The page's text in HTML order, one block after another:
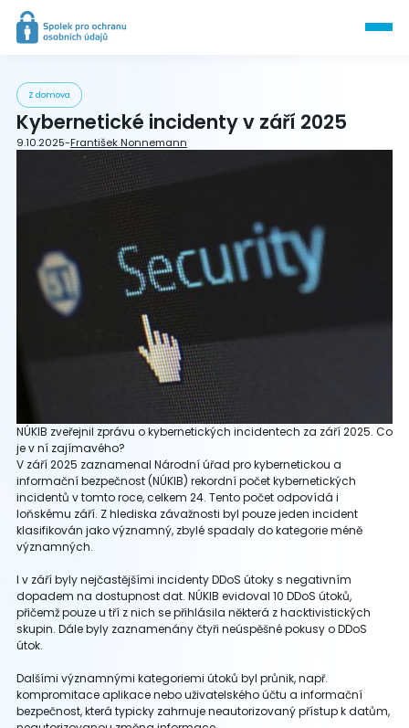
Z domova
Kybernetické incidenty v září 2025
9.10.2025-František Nonnemann
NÚKIB zveřejnil zprávu o kybernetických incidentech za září 2025. Co
je v ní zajímavého?
V září 2025 zaznamenal Národní úřad pro kybernetickou a
informační bezpečnost (NÚKIB) rekordní počet kybernetických
incidentů v tomto roce, celkem 24. Tento počet odpovídá i
loňskému září. Z hlediska závažnosti byl pouze jeden incident
klasifikován jako významný, zbylé spadaly do kategorie méně
významných.
I v září byly nejčastějšími incidenty DDoS útoky s negativním
dopadem na dostupnost dat. NÚKIB evidoval 10 DDoS útoků,
přičemž pouze u tří z nich se přihlásila některá z hacktivistických
skupin. Dále byly zaznamenány čtyři neúspěšné pokusy o DDoS
útok.
Dalšími významnými kategoriemi útoků byl průnik, např.
kompromitace aplikace nebo uživatelského účtu a informační
bezpečnost, která typicky zahrnuje neautorizovaný přístup k datům,